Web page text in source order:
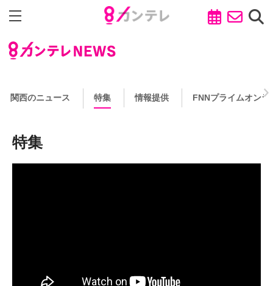
関西のニュース 特集 情報提供 FNNプライムオンラ
特集